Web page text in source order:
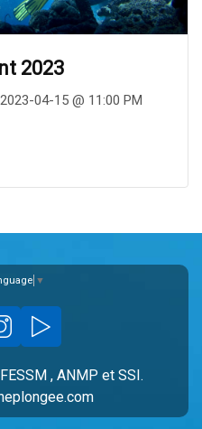
2023
04-15 @ 11:00 PM
▼
, ANMP et SSI.